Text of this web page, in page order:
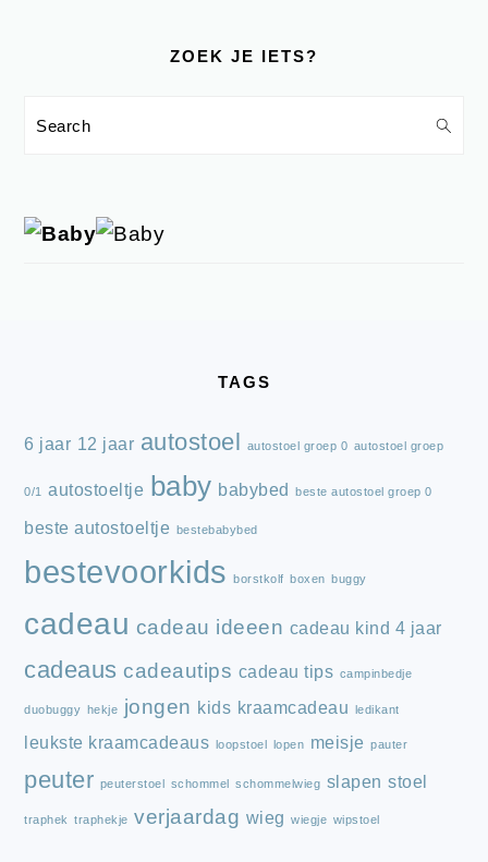
ZOEK JE IETS?
Search
TAGS
6 jaar 12 jaar autostoel autostoel groep 0 autostoel groep
0/1 autostoeltje baby babybed beste autostoel groep 0
beste autostoeltje bestebabybed
bestevoorkids borstkolf boxen buggy
cadeau cadeau ideeen cadeau kind 4 jaar
cadeaus cadeautips cadeau tips campinbedje
duobuggy hekje jongen kids kraamcadeau ledikant
leukste kraamcadeaus loopstoel lopen meisje pauter
peuter peuterstoel schommel schommelwieg slapen stoel
traphek traphekje verjaardag wieg wiegje wipstoel